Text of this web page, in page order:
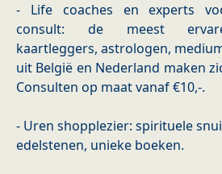
- Life coaches en experts
consult: de meest
kaartleggers, astrologen,
uit België en Nederland maken
Consulten op maat vanaf €10,-.
- Uren shopplezier: spirituele
edelstenen, unieke boeken.